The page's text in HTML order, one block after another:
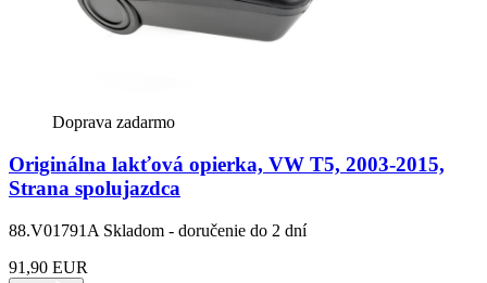
Doprava zadarmo
Originálna lakťová opierka, VW T5, 2003-2015,
Strana spolujazdca
88.V01791A Skladom - doručenie do 2 dní
91,90 EUR